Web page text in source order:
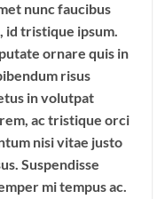
nunc faucibus
id tristique ipsum.
ornare quis in
risus
in volutpat
ac tristique orci
nisi vitae justo
Suspendisse
mi tempus ac.